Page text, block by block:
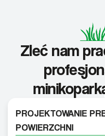
Zleć nam
PROJEKTOWANIE
POWIERZCHNI